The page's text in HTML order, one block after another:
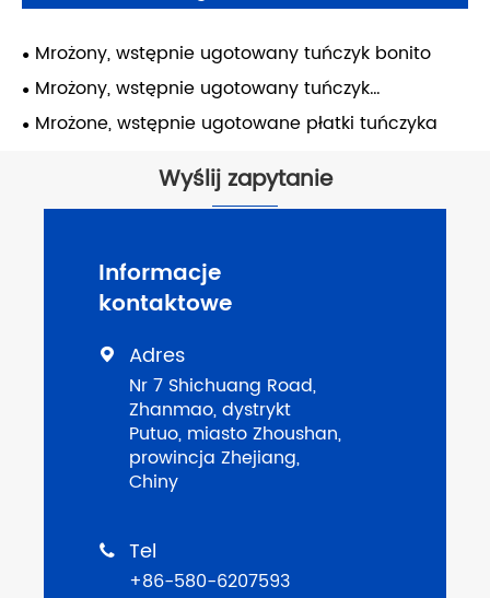
Mrożony, wstępnie ugotowany tuńczyk bonito
Mrożony, wstępnie ugotowany tuńczyk
żółtopłetwy
Mrożone, wstępnie ugotowane płatki tuńczyka
Wyślij zapytanie
Informacje
kontaktowe
 Adres
Nr 7 Shichuang Road,
Zhanmao, dystrykt
Putuo, miasto Zhoushan,
prowincja Zhejiang,
Chiny
 Tel
+86-580-6207593